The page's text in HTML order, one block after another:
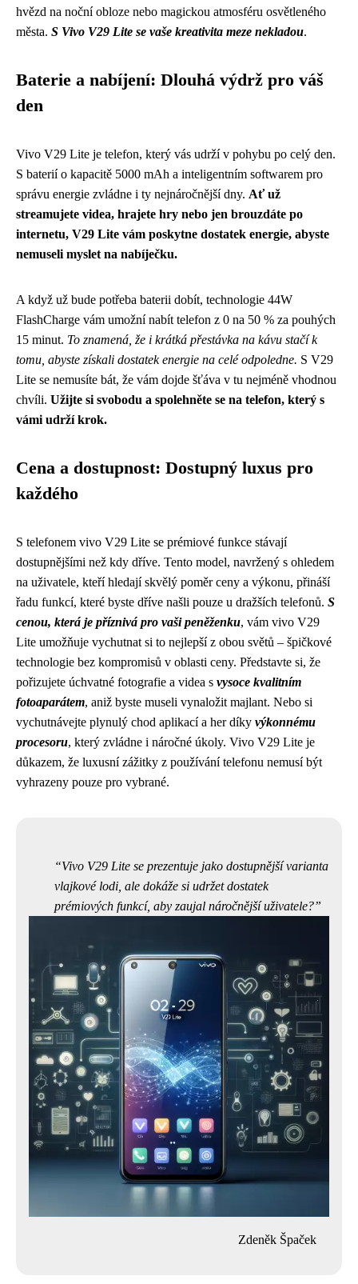
hvězd na noční obloze nebo magickou atmosféru osvětleného
města. S Vivo V29 Lite se vaše kreativita meze nekladou.
Baterie a nabíjení: Dlouhá výdrž pro váš
den
Vivo V29 Lite je telefon, který vás udrží v pohybu po celý den.
S baterií o kapacitě 5000 mAh a inteligentním softwarem pro
správu energie zvládne i ty nejnáročnější dny. Ať už
streamujete videa, hrajete hry nebo jen brouzdáte po
internetu, V29 Lite vám poskytne dostatek energie, abyste
nemuseli myslet na nabíječku.
A když už bude potřeba baterii dobít, technologie 44W
FlashCharge vám umožní nabít telefon z 0 na 50 % za pouhých
15 minut. To znamená, že i krátká přestávka na kávu stačí k
tomu, abyste získali dostatek energie na celé odpoledne. S V29
Lite se nemusíte bát, že vám dojde šťáva v tu nejméně vhodnou
chvíli. Užijte si svobodu a spolehněte se na telefon, který s
vámi udrží krok.
Cena a dostupnost: Dostupný luxus pro
každého
S telefonem vivo V29 Lite se prémiové funkce stávají
dostupnějšími než kdy dříve. Tento model, navržený s ohledem
na uživatele, kteří hledají skvělý poměr ceny a výkonu, přináší
řadu funkcí, které byste dříve našli pouze u dražších telefonů. S
cenou, která je příznivá pro vaši peněženku, vám vivo V29
Lite umožňuje vychutnat si to nejlepší z obou světů – špičkové
technologie bez kompromisů v oblasti ceny. Představte si, že
pořizujete úchvatné fotografie a videa s vysoce kvalitním
fotoaparátem, aniž byste museli vynaložit majlant. Nebo si
vychutnávejte plynulý chod aplikací a her díky výkonnému
procesoru, který zvládne i náročné úkoly. Vivo V29 Lite je
důkazem, že luxusní zážitky z používání telefonu nemusí být
vyhrazeny pouze pro vybrané.
Vivo V29 Lite se prezentuje jako dostupnější varianta
vlajkové lodi, ale dokáže si udržet dostatek
prémiových funkcí, aby zaujal náročnější uživatele?
Zdeněk Špaček